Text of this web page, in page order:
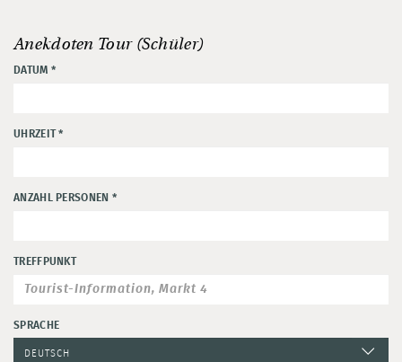
Anekdoten Tour (Schüler)
DATUM *
UHRZEIT*
ANZAHL PERSONEN *
TREFFPUNKT
SPRACHE